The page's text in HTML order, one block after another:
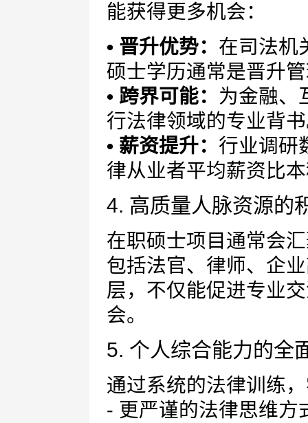
能获得更多机会：
• 晋升优势： 在司法机
硕士学历通常是晋升
• 跨界可能： 为金融、
行法律领域的专业背
• 薪资提升： 行业调研
律从业者平均薪资比
4. 高质量人脉资源的
在职硕士项目通常会
包括法官、律师、企
层，不仅能促进专业
会。
5. 个人综合能力的全
通过系统的法律训练
- 更严谨的法律思维方